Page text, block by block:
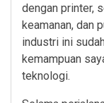
dengan printer,
keamanan, dan
industri ini
kemampuan
teknologi.